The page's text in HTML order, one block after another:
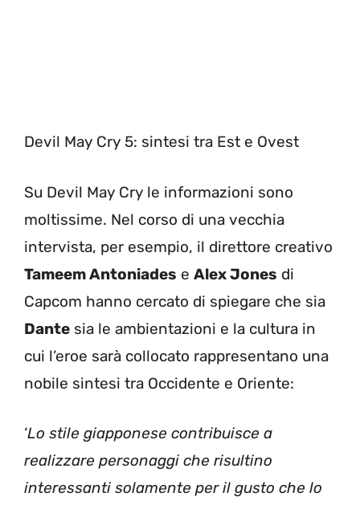
Devil May Cry 5: sintesi tra Est e Ovest
Su Devil May Cry le informazioni sono
moltissime. Nel corso di una vecchia
intervista, per esempio, il direttore creativo
Tameem Antoniades e Alex Jones di
Capcom hanno cercato di spiegare che sia
Dante sia le ambientazioni e la cultura in
cui l’eroe sarà collocato rappresentano una
nobile sintesi tra Occidente e Oriente:
‘Lo stile giapponese contribuisce a
realizzare personaggi che risultino
interessanti solamente per il gusto che lo